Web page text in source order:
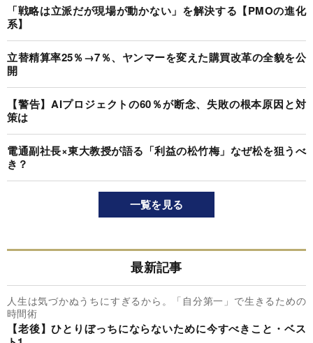
「戦略は立派だが現場が動かない」を解決する【PMOの進化
系】
立替精算率25％→7％、ヤンマーを変えた購買改革の全貌を公
開
【警告】AIプロジェクトの60％が断念、失敗の根本原因と対
策は
電通副社長×東大教授が語る「利益の松竹梅」なぜ松を狙うべ
き？
一覧を見る
最新記事
人生は気づかぬうちにすぎるから。「自分第一」で生きるための
時間術
【老後】ひとりぼっちにならないために今すべきこと・ベス